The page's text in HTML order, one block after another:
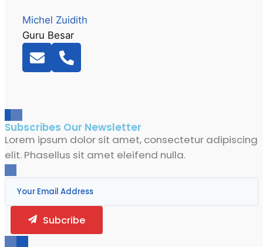
Michel Zuidith
Guru Besar
Subscribes Our Newsletter
Lorem ipsum dolor sit amet, consectetur adipiscing
elit. Phasellus sit amet eleifend nulla.
Subcribe